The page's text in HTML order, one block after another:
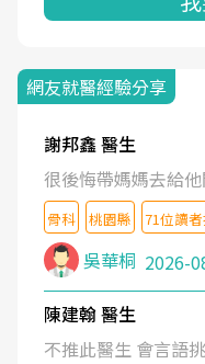
網友就醫經驗分享
謝邦鑫 醫生
很後悔帶媽媽去給
骨科 桃園縣 71位讀
吳華桐 2026-
陳建翰 醫生
不推此醫生 會言語